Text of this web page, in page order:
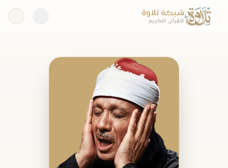
شبكة تلاوة
للقرآن الكريم